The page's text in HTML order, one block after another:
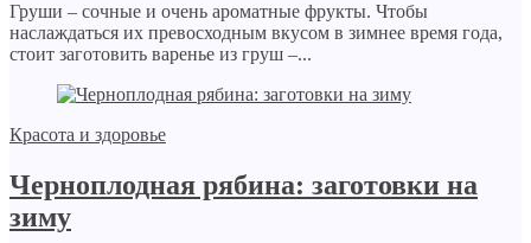
Груши – сочные и очень ароматные фрукты. Чтобы
наслаждаться их превосходным вкусом в зимнее время года,
стоит заготовить варенье из груш –...
Красота и здоровье
Черноплодная рябина: заготовки на
зиму